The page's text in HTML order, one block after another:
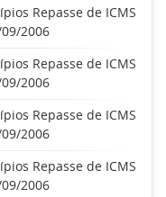
Repasse de ICMS
2006
Repasse de ICMS
2006
Repasse de ICMS
2006
Repasse de ICMS
2006